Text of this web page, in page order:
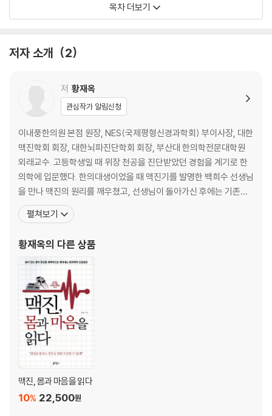
과 원인|이명에 따른 증상 ① 불면|이명에 따른 증상 ② 우울·불안|이명에
바이러스가 재활성화되면
Chapter 3 도심에서 떨어진 병원에 환자가 몰리는 이유
이런 이명 환자가 일부러 찾아온다|이명 치료로 쓰이는 내복약과 근육주
사|내이성 이명에 효과적인 ‘고실내 주입요법’|완고한 이명에 ‘내이마취요
법’|이명 치료로 얼마나 나아질 수 있을까|치료 가능한 환자, 치료가 어려
운 환자|식생활과 운동은 얼마나 영향을 미칠까|장 건강 식사법이 이명과
난청을 막는다|“왜 여성에게 한방 치료가 효과적이죠?”|TSC 소리재활훈
련, 소음성 이명에 희소식|“더 이상 불안하지 않고 신경쓰이지 않아요”
Chapter 4 이명 치료가 어려운 보다 근원적 요인
기질적 질병과 기능적 질환의 차이|‘이명 없애기’를 목표로 해야 할까?|한
료적 한계|음향요법의 장점과 치료적 한계|한의학적으로 이명은 어떻게
분류할까|의사의 역할은 보이지 않는 고통에 귀 기울이는 것|치료 시작 전
에 환자가 알아둘 것들|이명은 완화와 악화를 오간다
Chapter 5 한의학으로 이명을 치료하다
한약은 양약 치료의 간극을 메울 수 있다|한의학은 감각신경성 이명을 고
친다|이명은 전신 질환이자 기능적 질환이다|한의학 관점에서 본 이명 환
자의 특징|“이유 없이 늘 불안하고 가슴이 두근거려요”|“이명 소리는 줄
었는데 몸이 너무 힘들어요”|소리재활훈련을 반드시 해야 하는 환자|한약
처방의 이름이 곧 치료 목적
목차 더보기
저자 소개 2
저 황재옥
관심작가 알림신청
이내풍한의원 본점 원장, NES(국제평형신경과학회) 부이사장, 대한
맥진학회 회장, 대한뇌파진단학회 회장, 부산대 한의학전문대학원
외래교수. 고등학생일 때 위장 천공을 진단받았던 경험을 계기로 한
의학에 입문했다. 한의대생이었을 때 맥진기를 발명한 백희수 선생님
을 만나 맥진의 원리를 깨우쳤고, 선생님이 돌아가신 후에는 기존의
맥진기를 디지털화한 심안맥진기를 개발해 40년 가까이 임상 데이
터를 쌓았다. 30여 년 전 이명 때문에 농약 음독, 한강 투신, 수면제
다. 그 뒤로 중국으로 일본으로, 동양의학이든 서양의
펼쳐보기
황재옥의 다른 상품
맥진, 몸과 마음을 읽다
22,500원
10%